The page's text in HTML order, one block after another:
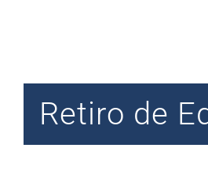
Retiro de